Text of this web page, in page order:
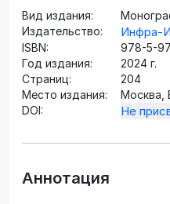
Вид издания:
Издательство:
Инфра-
ISBN:
978-5-
Год издания:
2024 г.
Страниц:
204
Место издания:
Москва,
DOI:
Не
Аннотация